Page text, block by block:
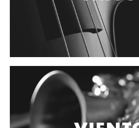
Luces y Escenario
Maquinas de humo y escenario
Controladores
Accesorios
Cables y Conectores